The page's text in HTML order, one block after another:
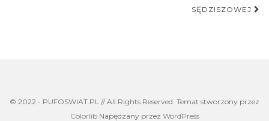
SĘDZISZOWEJ
© 2022 - PUFOSWIAT.PL // All Rights Reserved. Temat stworzony przez
ColorlibNapędzany przez WordPress